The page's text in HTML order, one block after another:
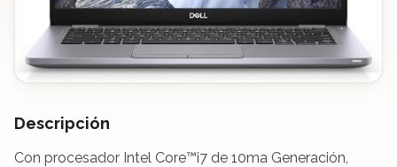
Descripción
Con procesador Intel Core™i7 de 10ma Generación,